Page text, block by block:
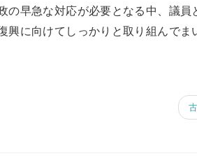
の早急な対応が必要となる中、議員
に向けてしっかりと取り組んでま